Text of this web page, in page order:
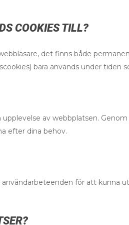
COOKIES TILL?
det finns både
bara används under tiden
av webbplatsen.
efter dina behov.
för att kunna